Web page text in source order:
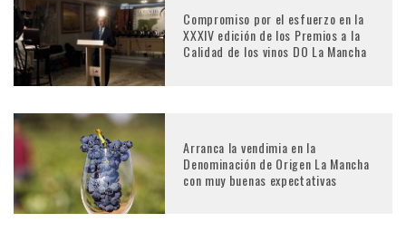
Compromiso por el esfuerzo en la
XXXIV edición de los Premios a la
Calidad de los vinos DO La Mancha
Arranca la vendimia en la
Denominación de Origen La Mancha
con muy buenas expectativas